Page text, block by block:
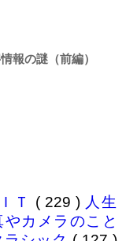
報の謎（前編）
Ｔ ( 229 ) 人生
やカメラのこと